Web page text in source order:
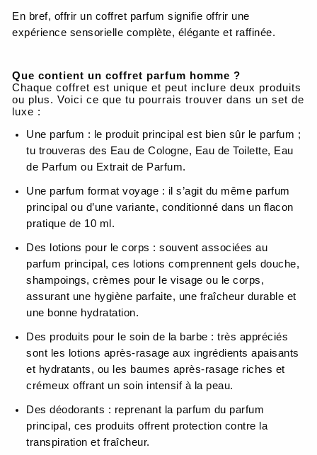
En bref, offrir un coffret parfum signifie offrir une
expérience sensorielle complète, élégante et raffinée.
Que contient un coffret parfum homme ?
Chaque coffret est unique et peut inclure deux produits
ou plus. Voici ce que tu pourrais trouver dans un set de
luxe :
Une parfum : le produit principal est bien sûr le parfum ;
tu trouveras des Eau de Cologne, Eau de Toilette, Eau
de Parfum ou Extrait de Parfum.
Une parfum format voyage : il s’agit du même parfum
principal ou d’une variante, conditionné dans un flacon
pratique de 10 ml.
Des lotions pour le corps : souvent associées au
parfum principal, ces lotions comprennent gels douche,
shampoings, crèmes pour le visage ou le corps,
assurant une hygiène parfaite, une fraîcheur durable et
une bonne hydratation.
Des produits pour le soin de la barbe : très appréciés
sont les lotions après-rasage aux ingrédients apaisants
et hydratants, ou les baumes après-rasage riches et
crémeux offrant un soin intensif à la peau.
Des déodorants : reprenant la parfum du parfum
principal, ces produits offrent protection contre la
transpiration et fraîcheur.